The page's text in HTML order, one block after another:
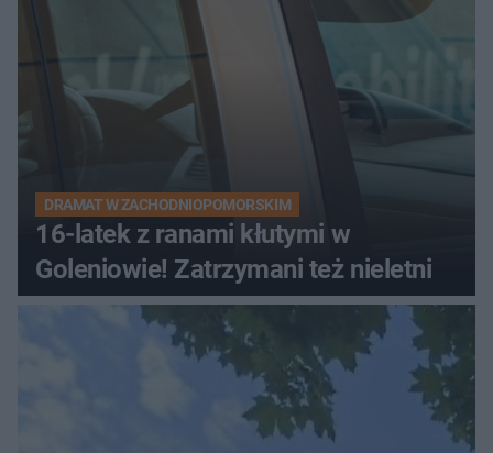
DRAMAT W ZACHODNIOPOMORSKIM
16-latek z ranami kłutymi w
Goleniowie! Zatrzymani też nieletni